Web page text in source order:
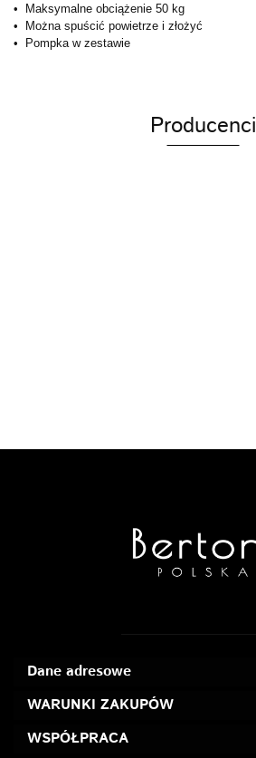
• Maksymalne obciążenie 50 kg
• Można spuścić powietrze i złożyć
• Pompka w zestawie
Producenci
Dane adresowe
WARUNKI ZAKUPÓW
WSPÓŁPRACA